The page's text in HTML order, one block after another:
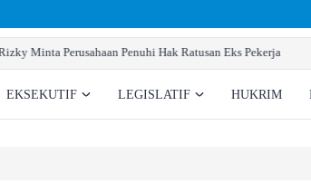
EKSEKUTIF LEGISLATIF HUKRIM